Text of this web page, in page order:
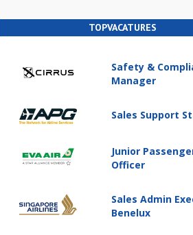
TOPVACATURES
Safety &
Manager
Sales Support
Junior
Officer
Sales Admin
Benelux